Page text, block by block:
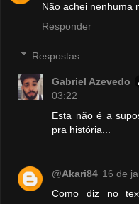
Não achei nenhuma
Responder
Respostas
Gabriel Azevedo
03:22
Esta não é a
pra história...
@Akari84 16 de
Como diz no